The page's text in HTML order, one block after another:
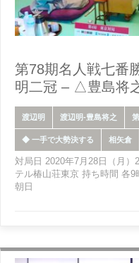
第78期名人戦七番
明二冠 – △豊島将
渡辺明 渡辺明-豊島将之
◆ 一手で大勢決する 相矢倉
対局日 2020年7月28日（月
テル椿山荘東京 持ち時間 各9
朝日